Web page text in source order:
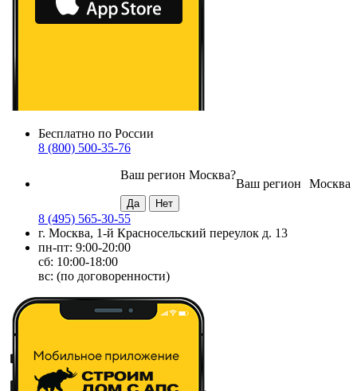
Бесплатно по России
8 (800) 500-35-76
Москва
Ваш регион
Ваш регион Москва?
8 (495) 565-30-55
г. Москва, 1-й Красносельский переулок д. 13
пн-пт: 9:00-20:00
сб: 10:00-18:00
вс: (по договоренности)